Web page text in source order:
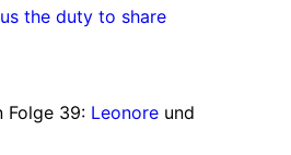
the duty to share
Folge 39: Leonore und